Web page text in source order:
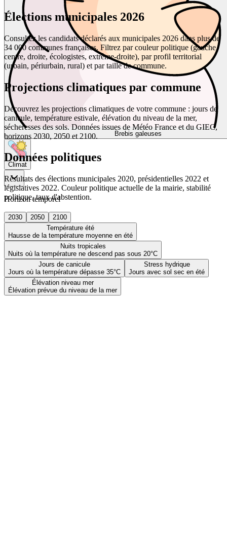
Brebis galeuses
Climat
Horizon temporel
2030 2050
2100
Température été
Hausse de la température moyenne en été
Nuits tropicales
Nuits où la température ne descend pas sous 20°C
Jours de canicule
Jours où la température dépasse 35°C
Stress hydrique
Jours avec sol sec en été
Élévation niveau mer
Élévation prévue du niveau de la mer
Élections municipales 2026
Consultez les candidats déclarés aux municipales 2026 dans plus de
34 000 communes françaises. Filtrez par couleur politique (gauche,
centre, droite, écologistes, extrême-droite), par profil territorial
(urbain, périurbain, rural) et par taille de commune.
Projections climatiques par commune
Découvrez les projections climatiques de votre commune : jours de
canicule, température estivale, élévation du niveau de la mer,
sécheresses des sols. Données issues de Météo France et du GIEC,
horizons 2030, 2050 et 2100.
Données politiques
Résultats des élections municipales 2020, présidentielles 2022 et
législatives 2022. Couleur politique actuelle de la mairie, stabilité
politique, taux d'abstention.